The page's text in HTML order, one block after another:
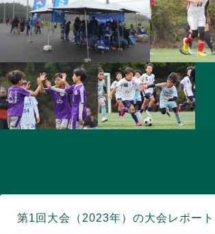
第1回大会（2023年）の大会レポート